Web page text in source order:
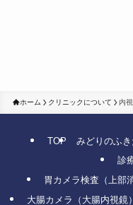
ホーム クリニックについて 内
TOP みどりのふ
診
胃カメラ検査（上部
大腸カメラ（大腸内視鏡